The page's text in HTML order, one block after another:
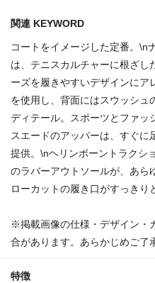
関連 KEYWORD
コートをイメージした定番。\n
は、テニスカルチャーに根ざし
ーズを履きやすいデザインにア
を使用し、背面にはスウッシュ
ディテール。スポーツとファッ
スエードのアッパーは、すぐに
提供。\nヘリンボーントラクシ
のラバーアウトソールが、あら
ローカットの履き口がすっきり
※掲載画像の仕様・デザイン・
合があります。あらかじめご了
特徴